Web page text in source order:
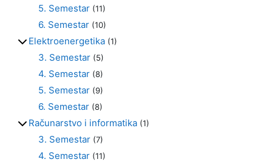
5. Semestar (11)
6. Semestar (10)
Elektroenergetika (1)
3. Semestar (5)
4. Semestar (8)
5. Semestar (9)
6. Semestar (8)
Računarstvo i informatika (1)
3. Semestar (7)
4. Semestar (11)